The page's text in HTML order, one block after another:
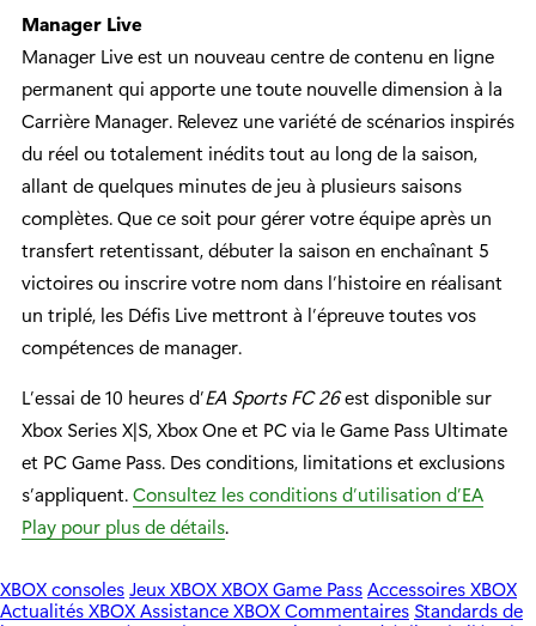
Manager Live
Manager Live est un nouveau centre de contenu en ligne
permanent qui apporte une toute nouvelle dimension à la
Carrière Manager. Relevez une variété de scénarios inspirés
du réel ou totalement inédits tout au long de la saison,
allant de quelques minutes de jeu à plusieurs saisons
complètes. Que ce soit pour gérer votre équipe après un
transfert retentissant, débuter la saison en enchaînant 5
victoires ou inscrire votre nom dans l’histoire en réalisant
un triplé, les Défis Live mettront à l’épreuve toutes vos
compétences de manager.
L’essai de 10 heures d’EA Sports FC 26est disponible sur
Xbox Series X|S, Xbox One et PC via le Game Pass Ultimate
et PC Game Pass. Des conditions, limitations et exclusions
s’appliquent.Consultez les conditions d’utilisation d’EA
Play pour plus de détails.
XBOX consolesJeux XBOXXBOX Game PassAccessoires XBOX
Actualités XBOXAssistance XBOXCommentaires Standards de